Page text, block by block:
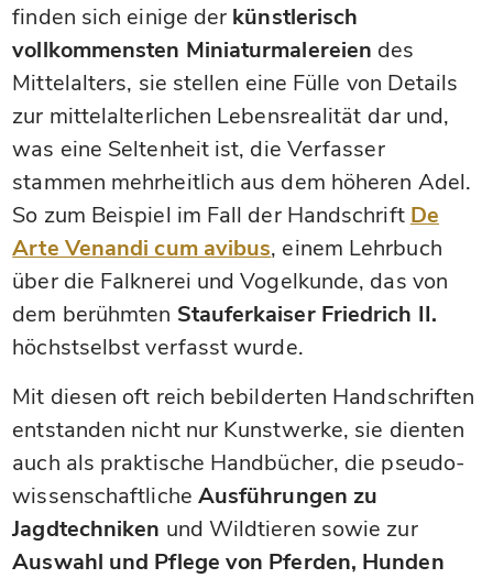
finden sich einige der künstlerisch
vollkommensten Miniaturmalereien des
Mittelalters, sie stellen eine Fülle von Details
zur mittelalterlichen Lebensrealität dar und,
was eine Seltenheit ist, die Verfasser
stammen mehrheitlich aus dem höheren Adel.
So zum Beispiel im Fall der Handschrift De
Arte Venandi cum avibus, einem Lehrbuch
über die Falknerei und Vogelkunde, das von
dem berühmten Stauferkaiser Friedrich II.
höchstselbst verfasst wurde.
Mit diesen oft reich bebilderten Handschriften
entstanden nicht nur Kunstwerke, sie dienten
auch als praktische Handbücher, die pseudo-
wissenschaftliche Ausführungen zu
Jagdtechniken und Wildtieren sowie zur
Auswahl und Pflege von Pferden, Hunden